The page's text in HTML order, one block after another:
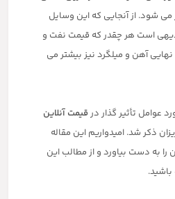
شود. از آنجایی که این وسایل
است هر چقدر که قیمت نفت و
نهایی آهن و میلگرد نیز بیشتر می
عوامل تأثیر گذار در قیمت آنلاین
ذکر شد. امیدواریم این مقاله
را به دست بیاورد و از مطالب این
باشید.